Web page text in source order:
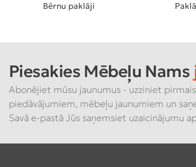
Bērnu paklāji
Piesakies Mēbeļu Nams
Abonējiet mūsu jaunumus - uzziniet
piedāvājumiem, mēbeļu jaunumiem un
Savā e-pastā Jūs saņemsiet uzaicinājumu